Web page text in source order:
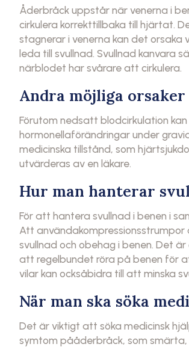
Åderbråck uppstår när venerna i
cirkulera korrekttillbaka till hjärtat.
stagnerar i venerna kan det orsaka
leda till svullnad. Svullnad kanvara
närblodet har svårare att cirkulera.
Andra möjliga
Förutom nedsatt blodcirkulation
hormonellaförändringar under
medicinska tillstånd, som
utvärderas av en läkare.
Hur man hanterar
För att hantera svullnad i benen i
Att
svullnad och obehag i benen. Det
att regelbundet röra på benen för
vilar kan ocksåbidra till att minska
När man ska söka
Det är viktigt att söka medicinsk
symtom pååderbråck, som smärta,